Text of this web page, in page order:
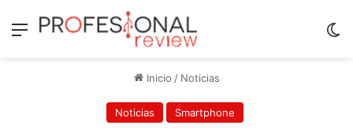
Menú
Inicio / Noticias
Noticias Smartphone